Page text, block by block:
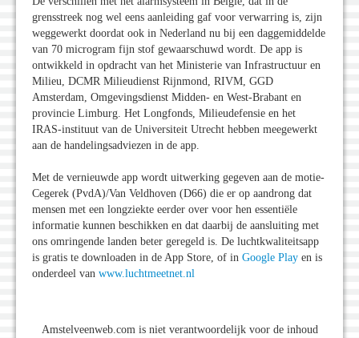
grensstreek nog wel eens aanleiding gaf voor verwarring is, zijn
weggewerkt doordat ook in Nederland nu bij een daggemiddelde
van 70 microgram fijn stof gewaarschuwd wordt. De app is
ontwikkeld in opdracht van het Ministerie van Infrastructuur en
Milieu, DCMR Milieudienst Rijnmond, RIVM, GGD
Amsterdam, Omgevingsdienst Midden- en West-Brabant en
provincie Limburg. Het Longfonds, Milieudefensie en het
IRAS-instituut van de Universiteit Utrecht hebben meegewerkt
aan de handelingsadviezen in de app.
Met de vernieuwde app wordt uitwerking gegeven aan de motie-
Cegerek (PvdA)/Van Veldhoven (D66) die er op aandrong dat
mensen met een longziekte eerder over voor hen essentiële
informatie kunnen beschikken en dat daarbij de aansluiting met
ons omringende landen beter geregeld is. De luchtkwaliteitsapp
is gratis te downloaden in de App Store, of in Google Play en is
onderdeel van www.luchtmeetnet.nl
Amstelveenweb.com is niet verantwoordelijk voor de inhoud